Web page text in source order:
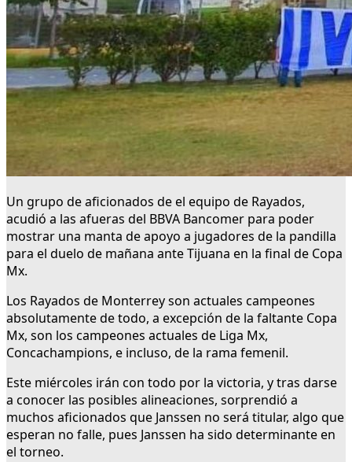
Un grupo de aficionados de el equipo de Rayados,
acudió a las afueras del BBVA Bancomer para poder
mostrar una manta de apoyo a jugadores de la pandilla
para el duelo de mañana ante Tijuana en la final de Copa
Mx.
Los Rayados de Monterrey son actuales campeones
absolutamente de todo, a excepción de la faltante Copa
Mx, son los campeones actuales de Liga Mx,
Concachampions, e incluso, de la rama femenil.
Este miércoles irán con todo por la victoria, y tras darse
a conocer las posibles alineaciones, sorprendió a
muchos aficionados que Janssen no será titular, algo que
esperan no falle, pues Janssen ha sido determinante en
el torneo.